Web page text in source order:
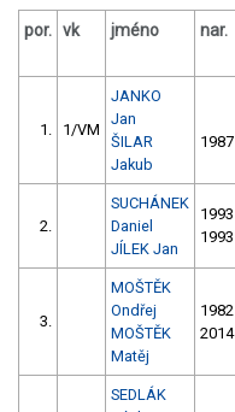
por. vk jméno nar.
1. 1/VM
JANKO
Jan
ŠILAR
Jakub
1987
2.
SUCHÁNEK
Daniel
JÍLEK Jan
1993
1993
3.
MOŠTĚK
Ondřej
MOŠTĚK
Matěj
1982
2014
SEDLÁK